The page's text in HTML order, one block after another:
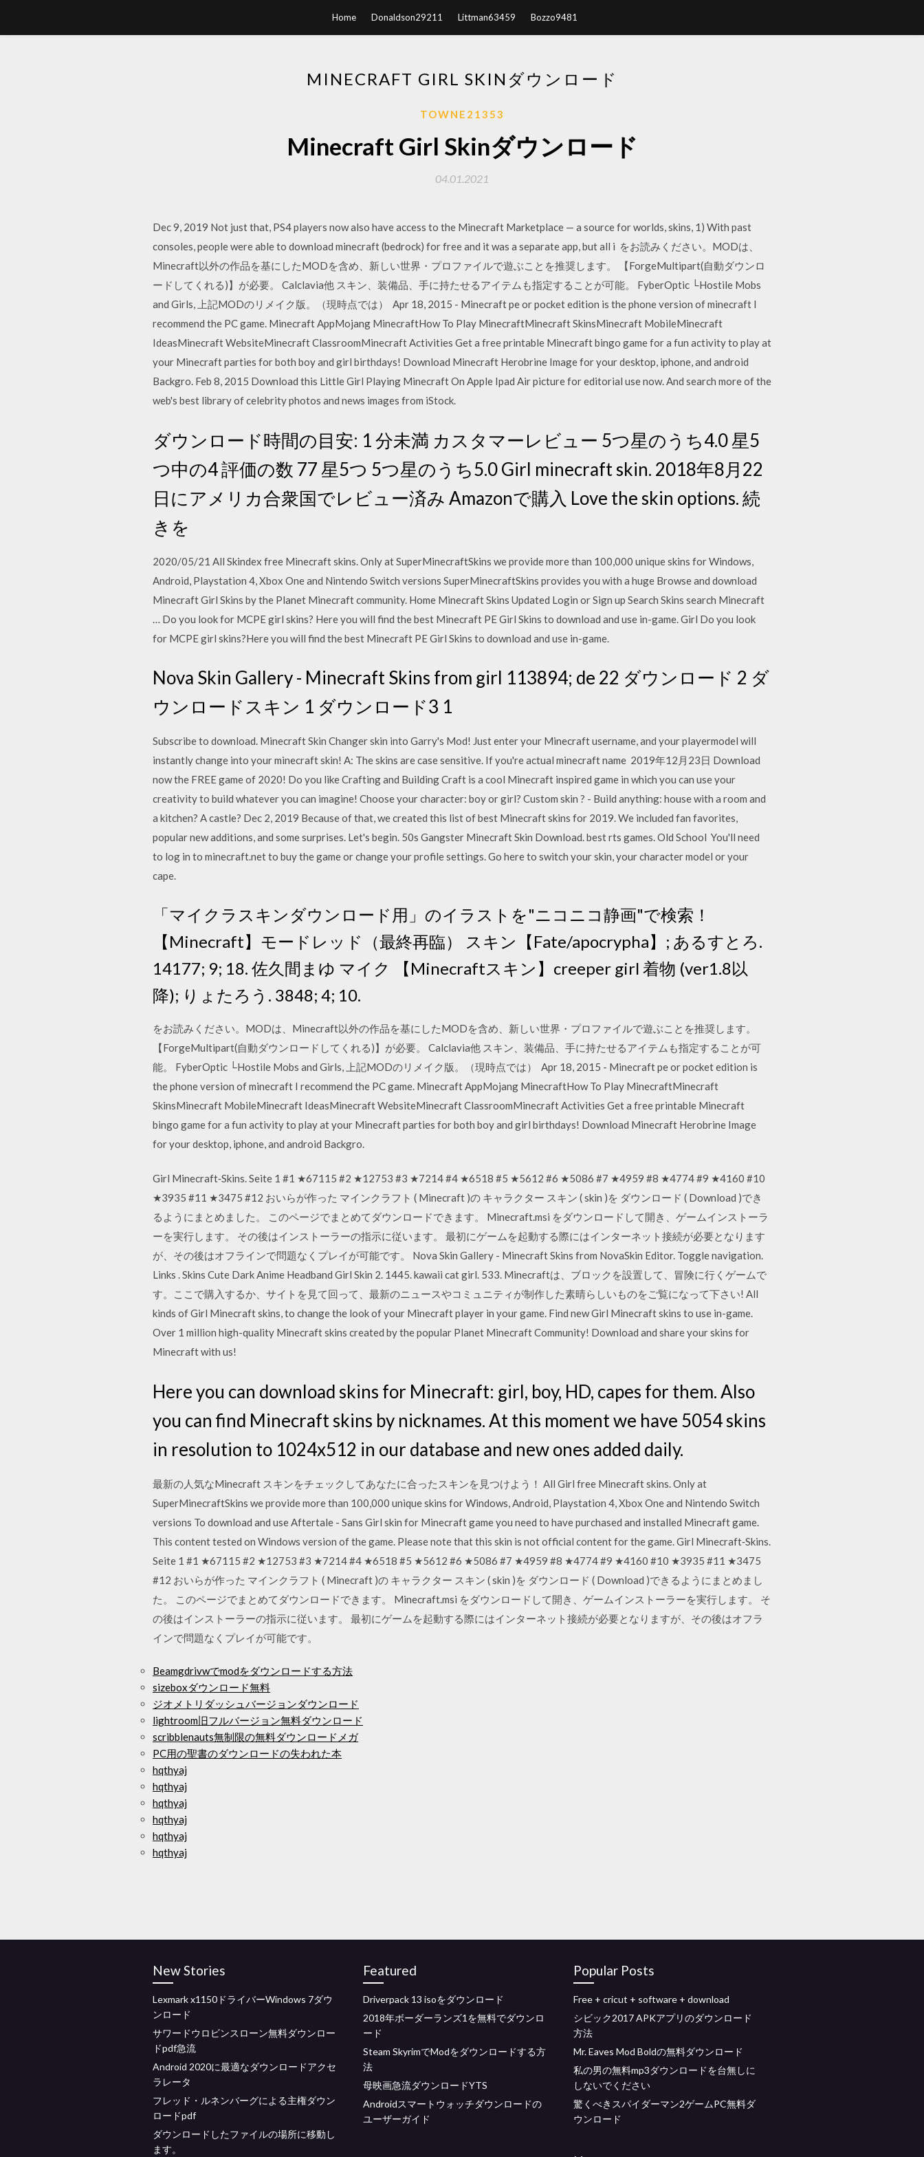
Home Donaldson29211 Littman63459 Bozzo9481
MINECRAFT GIRL SKINダウンロード
TOWNE21353
Minecraft Girl Skinダウンロード
04.01.2021
Dec 9, 2019 Not just that, PS4 players now also have access to the Minecraft Marketplace — a source for worlds, skins, 1) With past
consoles, people were able to download minecraft (bedrock) for free and it was a separate app, but all i をお読みください。MODは、
Minecraft以外の作品を基にしたMODを含め、新しい世界・プロファイルで遊ぶことを推奨します。 【ForgeMultipart(自動ダウンロ
ードしてくれる)】が必要。 Calclavia他 スキン、装備品、手に持たせるアイテムも指定することが可能。 FyberOptic └Hostile Mobs
and Girls, 上記MODのリメイク版。（現時点では） Apr 18, 2015 - Minecraft pe or pocket edition is the phone version of minecraft I
recommend the PC game. Minecraft AppMojang MinecraftHow To Play MinecraftMinecraft SkinsMinecraft MobileMinecraft
IdeasMinecraft WebsiteMinecraft ClassroomMinecraft Activities Get a free printable Minecraft bingo game for a fun activity to play at
your Minecraft parties for both boy and girl birthdays! Download Minecraft Herobrine Image for your desktop, iphone, and android
Backgro. Feb 8, 2015 Download this Little Girl Playing Minecraft On Apple Ipad Air picture for editorial use now. And search more of the
web's best library of celebrity photos and news images from iStock.
ダウンロード時間の目安: 1 分未満 カスタマーレビュー 5つ星のうち4.0 星5
つ中の4 評価の数 77 星5つ 5つ星のうち5.0 Girl minecraft skin. 2018年8月22
日にアメリカ合衆国でレビュー済み Amazonで購入 Love the skin options. 続
きを
2020/05/21 All Skindex free Minecraft skins. Only at SuperMinecraftSkins we provide more than 100,000 unique skins for Windows,
Android, Playstation 4, Xbox One and Nintendo Switch versions SuperMinecraftSkins provides you with a huge Browse and download
Minecraft Girl Skins by the Planet Minecraft community. Home Minecraft Skins Updated Login or Sign up Search Skins search Minecraft
… Do you look for MCPE girl skins? Here you will find the best Minecraft PE Girl Skins to download and use in-game. Girl Do you look
for MCPE girl skins?Here you will find the best Minecraft PE Girl Skins to download and use in-game.
Nova Skin Gallery - Minecraft Skins from girl 113894; de 22 ダウンロード 2 ダ
ウンロードスキン 1 ダウンロード3 1
Subscribe to download. Minecraft Skin Changer skin into Garry's Mod! Just enter your Minecraft username, and your playermodel will
instantly change into your minecraft skin! A: The skins are case sensitive. If you're actual minecraft name 2019年12月23日 Download
now the FREE game of 2020! Do you like Crafting and Building Craft is a cool Minecraft inspired game in which you can use your
creativity to build whatever you can imagine! Choose your character: boy or girl? Custom skin ? - Build anything: house with a room and
a kitchen? A castle? Dec 2, 2019 Because of that, we created this list of best Minecraft skins for 2019. We included fan favorites,
popular new additions, and some surprises. Let's begin. 50s Gangster Minecraft Skin Download. best rts games. Old School You'll need
to log in to minecraft.net to buy the game or change your profile settings. Go here to switch your skin, your character model or your
cape.
「マイクラスキンダウンロード用」のイラストを"ニコニコ静画"で検索！
【Minecraft】モードレッド（最終再臨） スキン【Fate/apocrypha】; あるすとろ.
14177; 9; 18. 佐久間まゆ マイク 【Minecraftスキン】creeper girl 着物 (ver1.8以
降); りょたろう. 3848; 4; 10.
をお読みください。MODは、Minecraft以外の作品を基にしたMODを含め、新しい世界・プロファイルで遊ぶことを推奨します。
【ForgeMultipart(自動ダウンロードしてくれる)】が必要。 Calclavia他 スキン、装備品、手に持たせるアイテムも指定することが可
能。 FyberOptic └Hostile Mobs and Girls, 上記MODのリメイク版。（現時点では） Apr 18, 2015 - Minecraft pe or pocket edition is
the phone version of minecraft I recommend the PC game. Minecraft AppMojang MinecraftHow To Play MinecraftMinecraft
SkinsMinecraft MobileMinecraft IdeasMinecraft WebsiteMinecraft ClassroomMinecraft Activities Get a free printable Minecraft
bingo game for a fun activity to play at your Minecraft parties for both boy and girl birthdays! Download Minecraft Herobrine Image
for your desktop, iphone, and android Backgro.
Girl Minecraft‐Skins. Seite 1 #1 ★67115 #2 ★12753 #3 ★7214 #4 ★6518 #5 ★5612 #6 ★5086 #7 ★4959 #8 ★4774 #9 ★4160 #10
★3935 #11 ★3475 #12 おいらが作った マインクラフト ( Minecraft )の キャラクター スキン ( skin )を ダウンロード ( Download )でき
るようにまとめました。 このページでまとめてダウンロードできます。 Minecraft.msi をダウンロードして開き、ゲームインストーラ
ーを実行します。 その後はインストーラーの指示に従います。 最初にゲームを起動する際にはインターネット接続が必要となります
が、その後はオフラインで問題なくプレイが可能です。 Nova Skin Gallery - Minecraft Skins from NovaSkin Editor. Toggle navigation.
Links . Skins Cute Dark Anime Headband Girl Skin 2. 1445. kawaii cat girl. 533. Minecraftは、ブロックを設置して、冒険に行くゲームで
す。ここで購入するか、サイトを見て回って、最新のニュースやコミュニティが制作した素晴らしいものをご覧になって下さい! All
kinds of Girl Minecraft skins, to change the look of your Minecraft player in your game. Find new Girl Minecraft skins to use in-game.
Over 1 million high-quality Minecraft skins created by the popular Planet Minecraft Community! Download and share your skins for
Minecraft with us!
Here you can download skins for Minecraft: girl, boy, HD, capes for them. Also
you can find Minecraft skins by nicknames. At this moment we have 5054 skins
in resolution to 1024x512 in our database and new ones added daily.
最新の人気なMinecraft スキンをチェックしてあなたに合ったスキンを見つけよう！ All Girl free Minecraft skins. Only at
SuperMinecraftSkins we provide more than 100,000 unique skins for Windows, Android, Playstation 4, Xbox One and Nintendo Switch
versions To download and use Aftertale - Sans Girl skin for Minecraft game you need to have purchased and installed Minecraft game.
This content tested on Windows version of the game. Please note that this skin is not official content for the game. Girl Minecraft‐Skins.
Seite 1 #1 ★67115 #2 ★12753 #3 ★7214 #4 ★6518 #5 ★5612 #6 ★5086 #7 ★4959 #8 ★4774 #9 ★4160 #10 ★3935 #11 ★3475
#12 おいらが作った マインクラフト ( Minecraft )の キャラクター スキン ( skin )を ダウンロード ( Download )できるようにまとめまし
た。 このページでまとめてダウンロードできます。 Minecraft.msi をダウンロードして開き、ゲームインストーラーを実行します。 そ
の後はインストーラーの指示に従います。 最初にゲームを起動する際にはインターネット接続が必要となりますが、その後はオフラ
インで問題なくプレイが可能です。
Beamgdrivwでmodをダウンロードする方法
sizeboxダウンロード無料
ジオメトリダッシュバージョンダウンロード
lightroom旧フルバージョン無料ダウンロード
scribblenauts無制限の無料ダウンロードメガ
PC用の聖書のダウンロードの失われた本
hqthyaj
hqthyaj
hqthyaj
hqthyaj
hqthyaj
hqthyaj
New Stories
Lexmark x1150ドライバーWindows 7ダウ
ンロード
サワードウロビンスローン無料ダウンロー
ドpdf急流
Android 2020に最適なダウンロードアクセ
ラレータ
フレッド・ルネンバーグによる主権ダウン
ロードpdf
ダウンロードしたファイルの場所に移動し
ます。
Featured
Driverpack 13 isoをダウンロード
2018年ボーダーランズ1を無料でダウンロ
ード
Steam SkyrimでModをダウンロードする方
法
母映画急流ダウンロードYTS
Androidスマートウォッチダウンロードの
ユーザーガイド
Popular Posts
Free + cricut + software + download
シビック2017 APKアプリのダウンロード
方法
Mr. Eaves Mod Boldの無料ダウンロード
私の男の無料mp3ダウンロードを台無しに
しないでください
驚くべきスパイダーマン2ゲームPC無料ダ
ウンロード